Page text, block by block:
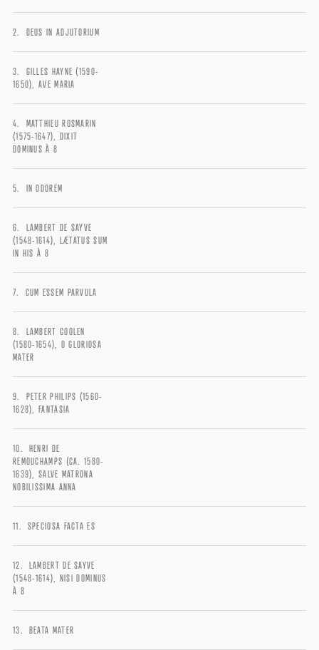
LOGIN
Username or email address
Password*
DEUS IN ADJUTORIUM
GILLES HAYNE (1590-
1650), AVE MARIA
MATTHIEU ROSMARIN
(1575-1647), DIXIT
DOMINUS À 8
IN ODOREM
LAMBERT DE SAYVE
(1548-1614), LÆTATUS SUM
IN HIS À 8
CUM ESSEM PARVULA
LAMBERT COOLEN
(1580-1654), O GLORIOSA
MATER
PETER PHILIPS (1560-
1628), FANTASIA
HENRI DE
REMOUCHAMPS (CA. 1580-
1639), SALVE MATRONA
NOBILISSIMA ANNA
SPECIOSA FACTA ES
LAMBERT DE SAYVE
(1548-1614), NISI DOMINUS
À 8
BEATA MATER